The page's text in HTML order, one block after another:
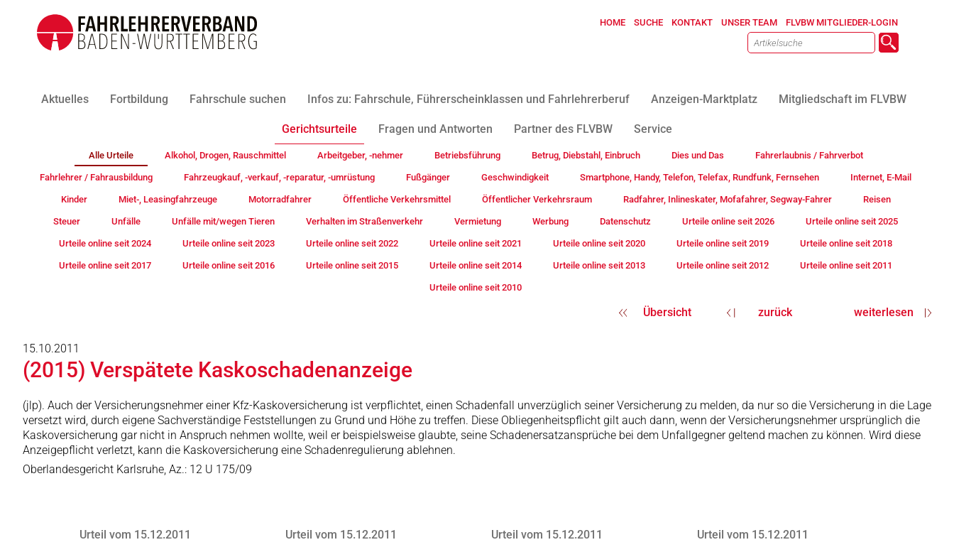
HOME SUCHE KONTAKT UNSER TEAM FLVBW MITGLIEDER-LOGIN
Aktuelles Fortbildung Fahrschule suchen Infos zu: Fahrschule, Führerscheinklassen und Fahrlehrerberuf Anzeigen-Marktplatz Mitgliedschaft im FLVBW
Gerichtsurteile Fragen und Antworten Partner des FLVBW Service
Alle Urteile Alkohol, Drogen, Rauschmittel Arbeitgeber, -nehmer Betriebsführung Betrug, Diebstahl, Einbruch Dies und Das Fahrerlaubnis / Fahrverbot
Fahrlehrer / Fahrausbildung Fahrzeugkauf, -verkauf, -reparatur, -umrüstung Fußgänger Geschwindigkeit Smartphone, Handy, Telefon, Telefax, Rundfunk, Fernsehen Internet, E-Mail
Kinder Miet-, Leasingfahrzeuge Motorradfahrer Öffentliche Verkehrsmittel Öffentlicher Verkehrsraum Radfahrer, Inlineskater, Mofafahrer, Segway-Fahrer Reisen
Steuer Unfälle Unfälle mit/wegen Tieren Verhalten im Straßenverkehr Vermietung Werbung Datenschutz Urteile online seit 2026 Urteile online seit 2025
Urteile online seit 2024 Urteile online seit 2023 Urteile online seit 2022 Urteile online seit 2021 Urteile online seit 2020 Urteile online seit 2019 Urteile online seit 2018
Urteile online seit 2017 Urteile online seit 2016 Urteile online seit 2015 Urteile online seit 2014 Urteile online seit 2013 Urteile online seit 2012 Urteile online seit 2011
Urteile online seit 2010
Übersicht zurück weiterlesen
15.10.2011
(2015) Verspätete Kaskoschadenanzeige
(jlp). Auch der Versicherungsnehmer einer Kfz-Kaskoversicherung ist verpflichtet, einen Schadenfall unverzüglich seiner Versicherung zu melden, da nur so die Versicherung in die Lage
versetzt wird, durch eigene Sachverständige Feststellungen zu Grund und Höhe zu treffen. Diese Obliegenheitspflicht gilt auch dann, wenn der Versicherungsnehmer ursprünglich die
Kaskoversicherung gar nicht in Anspruch nehmen wollte, weil er beispielsweise glaubte, seine Schadenersatzansprüche bei dem Unfallgegner geltend machen zu können. Wird diese
Anzeigepflicht verletzt, kann die Kaskoversicherung eine Schadenregulierung ablehnen.
Oberlandesgericht Karlsruhe, Az.: 12 U 175/09
Urteil vom 15.12.2011 Urteil vom 15.12.2011 Urteil vom 15.12.2011 Urteil vom 15.12.2011